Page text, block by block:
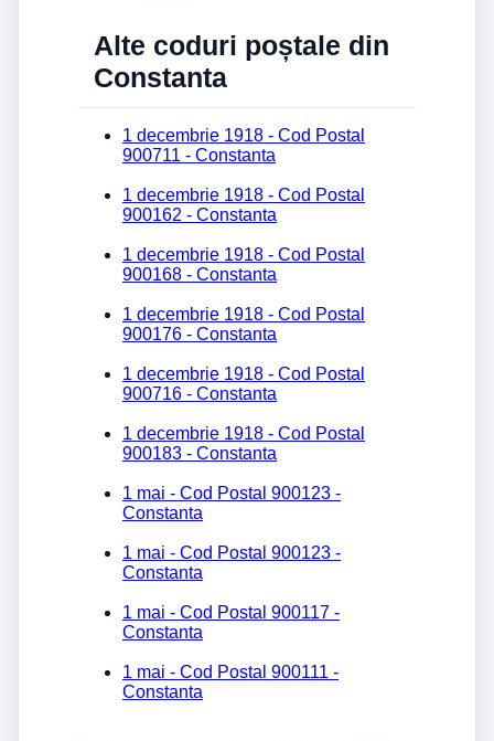
Alte coduri poștale din
Constanta
1 decembrie 1918 - Cod Postal
900711 - Constanta
1 decembrie 1918 - Cod Postal
900162 - Constanta
1 decembrie 1918 - Cod Postal
900168 - Constanta
1 decembrie 1918 - Cod Postal
900176 - Constanta
1 decembrie 1918 - Cod Postal
900716 - Constanta
1 decembrie 1918 - Cod Postal
900183 - Constanta
1 mai - Cod Postal 900123 -
Constanta
1 mai - Cod Postal 900123 -
Constanta
1 mai - Cod Postal 900117 -
Constanta
1 mai - Cod Postal 900111 -
Constanta